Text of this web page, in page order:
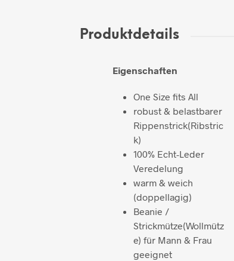
Produktdetails
Eigenschaften
One Size fits All
robust & belastbarer
Rippenstrick(Ribstric
k)
100% Echt-Leder
Veredelung
warm & weich
(doppellagig)
Beanie /
Strickmütze(Wollmütz
e) für Mann & Frau
geeignet